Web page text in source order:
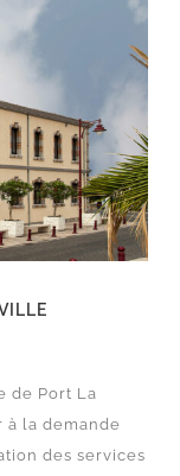
de Port La
à la demande
des services